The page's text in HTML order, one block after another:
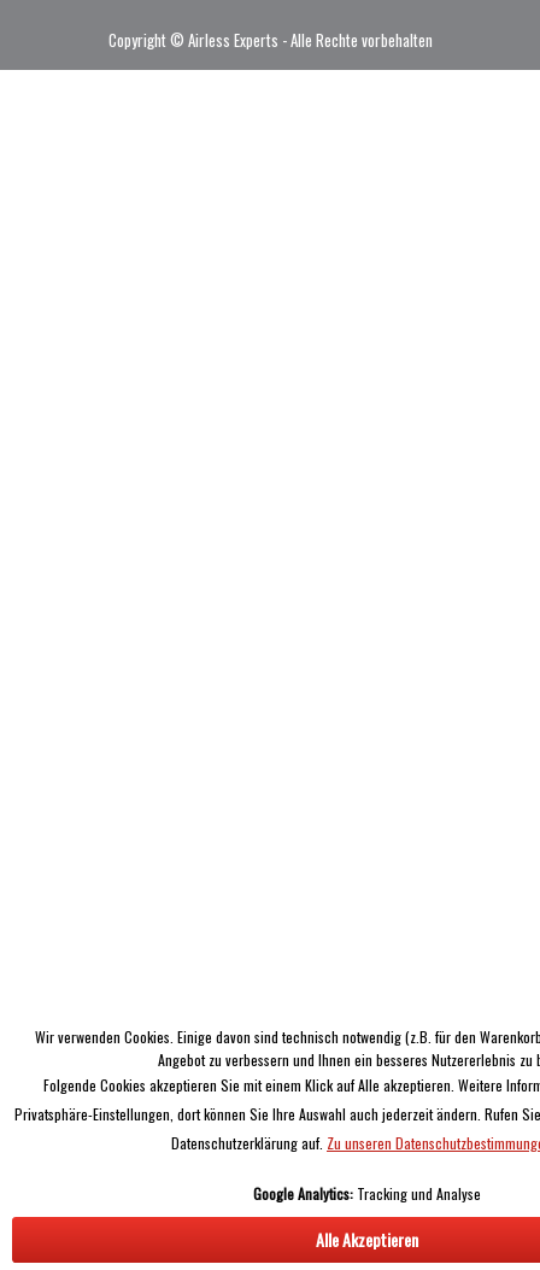
Copyright © Airless Experts - Alle Rechte vorbehalten
Wir verwenden Cookies. Einige davon sind technisch notwendig (z.B. für den
Angebot zu verbessern und Ihnen ein besseres Nutzererlebnis zu
Folgende Cookies akzeptieren Sie mit einem Klick auf Alle akzeptieren. Weitere
Privatsphäre-Einstellungen, dort können Sie Ihre Auswahl auch jederzeit ändern. Rufen
Datenschutzerklärung auf. Zu unseren
Google Analytics:Tracking und Analyse
Alle Akzeptieren